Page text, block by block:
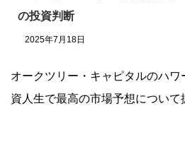
の投資判断
2025年7月18日
オークツリー・キャピタルのハ
資人生で最高の市場予想について